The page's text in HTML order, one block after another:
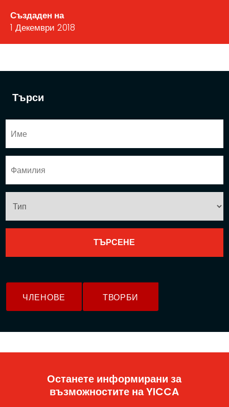
Търси
ЧЛЕНОВЕ ТВОРБИ
Създаден на
1 Декември 2018
Останете информирани за
възможностите на YICCA